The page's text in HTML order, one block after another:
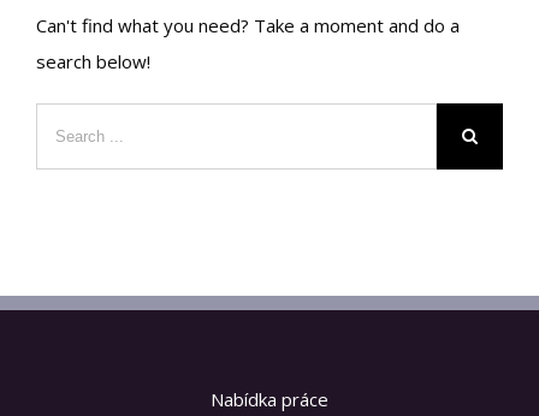
Can't find what you need? Take a moment and do a
search below!
Nabídka práce